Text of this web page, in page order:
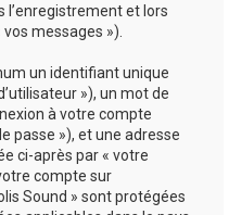
l’enregistrement et lors
messages »).
un identifiant unique
»), un mot de
à votre compte
passe »), et une adresse
ci-après par « votre
compte sur
Sound » sont protégées